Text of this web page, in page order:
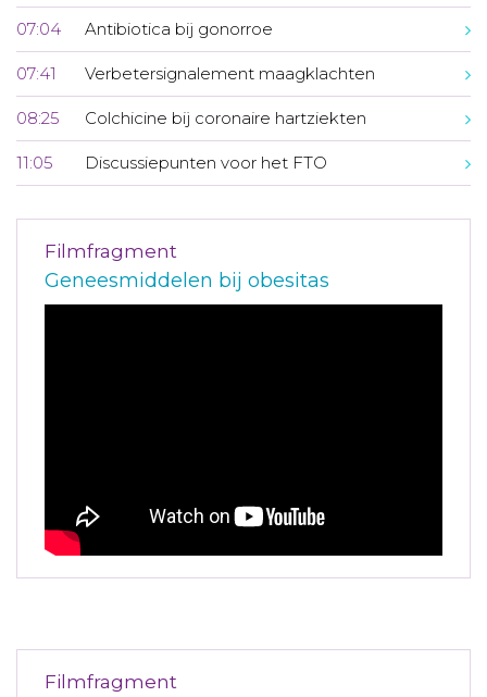
07:04 Antibiotica bij gonorroe
07:41 Verbetersignalement maagklachten
08:25 Colchicine bij coronaire hartziekten
11:05 Discussiepunten voor het FTO
Filmfragment
Geneesmiddelen bij obesitas
Filmfragment